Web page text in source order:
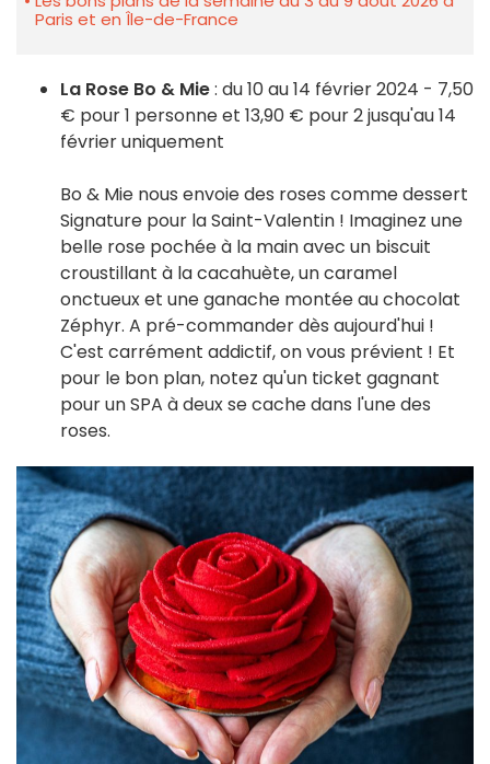
Paris et en Île-de-France
La Rose Bo & Mie: du 10 au 14 février 2024 - 7,50
€ pour 1 personne et 13,90 € pour 2 jusqu'au 14
février uniquement
Bo & Mie nous envoie des roses comme dessert
Signature pour la Saint-Valentin ! Imaginez une
belle rose pochée à la main avec un biscuit
croustillant à la cacahuète, un caramel
onctueux et une ganache montée au chocolat
Zéphyr. A pré-commander dès aujourd'hui !
C'est carrément addictif, on vous prévient ! Et
pour le bon plan, notez qu'un ticket gagnant
pour un SPA à deux se cache dans l'une des
roses.